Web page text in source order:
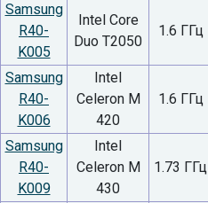
Samsung
R40-
K005
Intel Core
Duo T2050
1.6 ГГц
Samsung
R40-
K006
Intel
Celeron M
420
1.6 ГГц
Samsung
R40-
K009
Intel
Celeron M
430
1.73 ГГц